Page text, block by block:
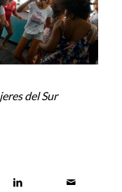
del Sur